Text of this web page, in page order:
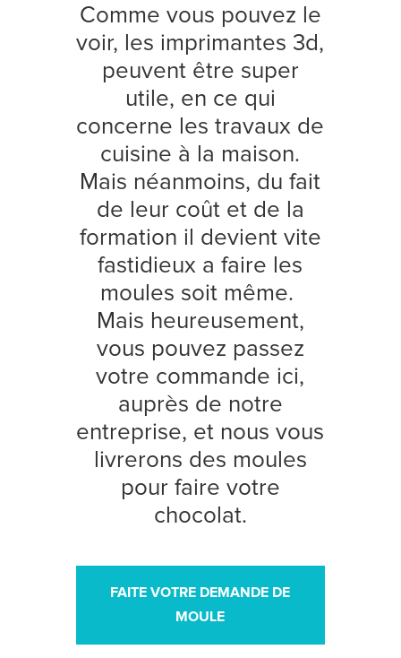
Comme vous pouvez le
voir, les imprimantes 3d,
peuvent être super
utile, en ce qui
concerne les travaux de
cuisine à la maison.
Mais néanmoins, du fait
de leur coût et de la
formation il devient vite
fastidieux a faire les
moules soit même.
Mais heureusement,
vous pouvez passez
votre commande ici,
auprès de notre
entreprise, et nous vous
livrerons des moules
pour faire votre
chocolat.
FAITE VOTRE DEMANDE DE
MOULE